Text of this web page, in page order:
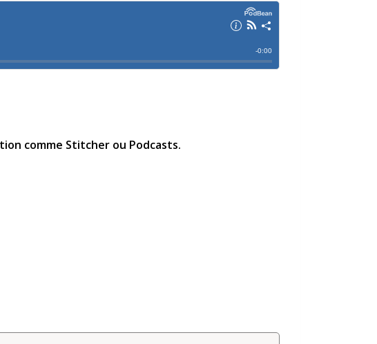
comme Stitcher ou Podcasts.